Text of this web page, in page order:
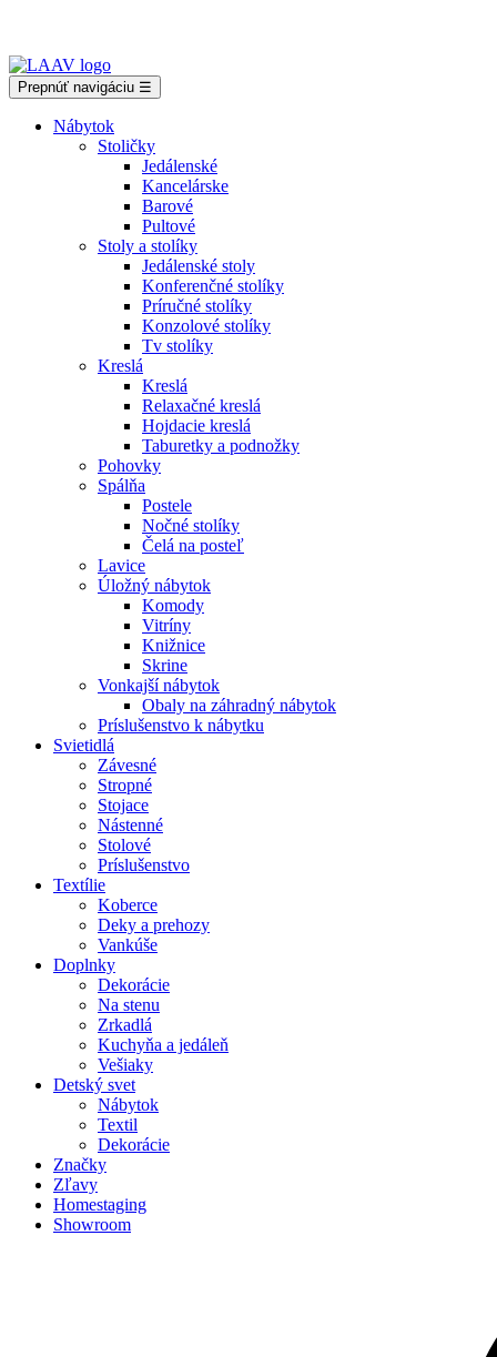
Prepnúť navigáciu ☰
Nábytok
Stoličky
Jedálenské
Kancelárske
Barové
Pultové
Stoly a stolíky
Jedálenské stoly
Konferenčné stolíky
Príručné stolíky
Konzolové stolíky
Tv stolíky
Kreslá
Kreslá
Relaxačné kreslá
Hojdacie kreslá
Taburetky a podnožky
Pohovky
Spálňa
Postele
Nočné stolíky
Čelá na posteľ
Lavice
Úložný nábytok
Komody
Vitríny
Knižnice
Skrine
Vonkajší nábytok
Obaly na záhradný nábytok
Príslušenstvo k nábytku
Svietidlá
Závesné
Stropné
Stojace
Nástenné
Stolové
Príslušenstvo
Textílie
Koberce
Deky a prehozy
Vankúše
Doplnky
Dekorácie
Na stenu
Zrkadlá
Kuchyňa a jedáleň
Vešiaky
Detský svet
Nábytok
Textil
Dekorácie
Značky
Zľavy
Homestaging
Showroom